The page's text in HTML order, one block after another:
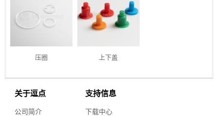
压圈 上下盖
关于逗点
公司简介
支持信息
下载中心